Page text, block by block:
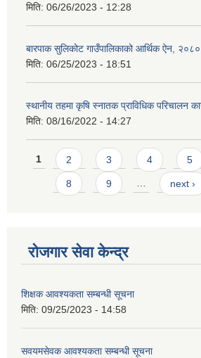
मिति: 06/26/2023 - 12:28
बारपाक सुलिकोट गाउँपालिकाको आर्थिक ऐन, २०८०
मिति: 06/25/2023 - 18:51
स्थानीय तहमा कृषि स्नातक प्राविधिक परिचालन
मिति: 08/16/2022 - 14:27
Pages
1 2 3 4 5
8 9 … next ›
रोजगार सेवा केन्द्र
शिक्षक आवश्यकता सम्बन्धी सूचना
मिति: 09/25/2023 - 14:58
सवयमसेवक आवश्यकता सम्बन्धी सूचना